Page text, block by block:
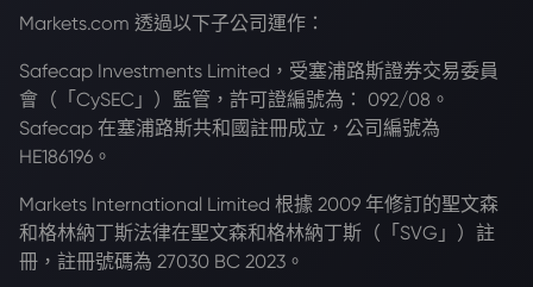
Markets.com 透過以下子公司運作：
Safecap Investments Limited，受塞浦路斯證券交易委員
會（「CySEC」）監管，許可證編號為： 092/08。
Safecap 在塞浦路斯共和國註冊成立，公司編號為
HE186196。
Markets International Limited 根據 2009 年修訂的聖文森
和格林納丁斯法律在聖文森和格林納丁斯（「SVG」）註
冊，註冊號碼為 27030 BC 2023。